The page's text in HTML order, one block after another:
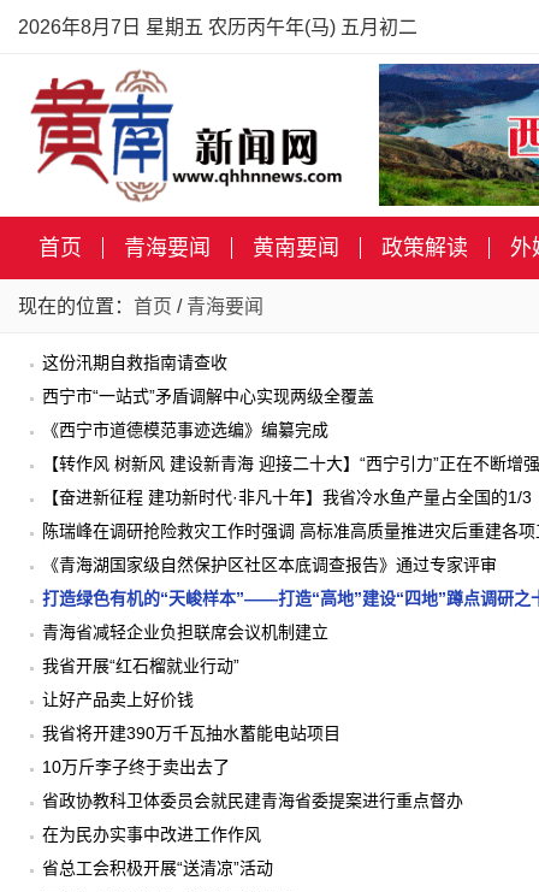
2026年8月7日 星期五 农历丙午年(马) 五月初二
首页 青海要闻 黄南要闻 政策解读 外
现在的位置： 首页 / 青海要闻
这份汛期自救指南请查收
西宁市“一站式”矛盾调解中心实现两级全覆盖
《西宁市道德模范事迹选编》编纂完成
【转作风 树新风 建设新青海 迎接二十大】“西宁引力”正在不断增
【奋进新征程 建功新时代·非凡十年】我省冷水鱼产量占全国的1/3
陈瑞峰在调研抢险救灾工作时强调 高标准高质量推进灾后重建各
《青海湖国家级自然保护区社区本底调查报告》通过专家评审
打造绿色有机的“天峻样本”——打造“高地”建设“四地”蹲点调研之
青海省减轻企业负担联席会议机制建立
我省开展“红石榴就业行动”
让好产品卖上好价钱
我省将开建390万千瓦抽水蓄能电站项目
10万斤李子终于卖出去了
省政协教科卫体委员会就民建青海省委提案进行重点督办
在为民办实事中改进工作作风
省总工会积极开展“送清凉”活动